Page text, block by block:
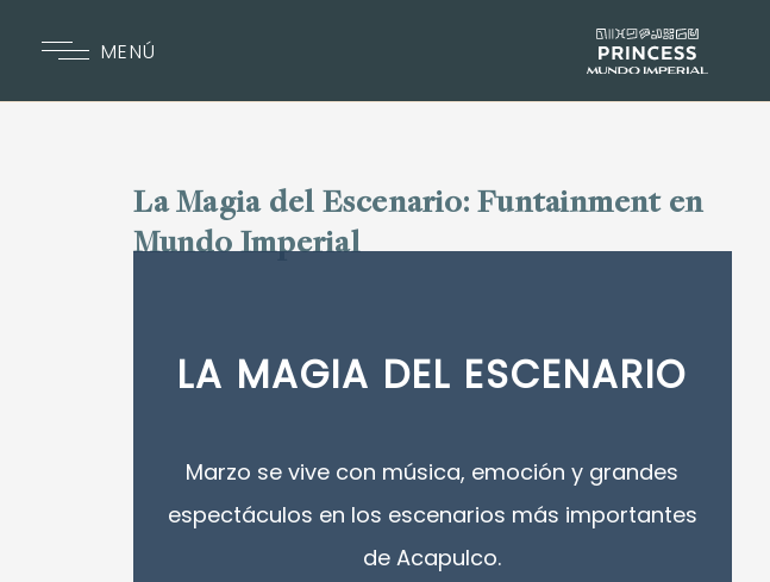
MENÚ
La Magia del Escenario: Funtainment en
Mundo Imperial
LA MAGIA DEL ESCENARIO
Marzo se vive con música, emoción y grandes
espectáculos en los escenarios más importantes
de Acapulco.